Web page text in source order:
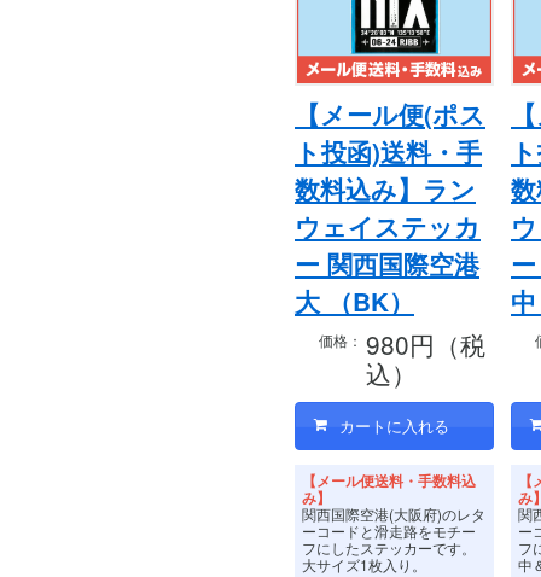
【メール便(ポス
ト投函)送料・手
数料込み】ラン
ウェイステッカ
ー 関西国際空港
大 （BK）
価格： 980円（税
込）
【メール便送料・手数料込
み】
関西国際空港(大阪府)のレタ
ーコードと滑走路をモチー
フにしたステッカーです。
大サイズ1枚入り。
み
関
ー
フ
中